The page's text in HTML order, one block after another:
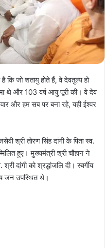
कि जो शतायु होते हैं, वे देवतुल्य हो
थे और 103 वर्ष आयु पूरी की। वे देव
और हम सब पर बना रहे, यही ईश्वर
श्री तोरण सिंह दांगी के पिता स्व.
हुए। मुख्यमंत्री श्री चौहान ने
दांगी को श्रद्धांजलि दी। स्वर्गीय
जन उपस्थित थे।